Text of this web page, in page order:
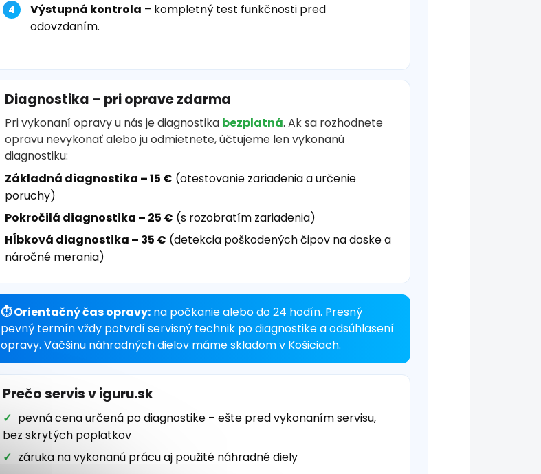
Výstupná kontrola – kompletný test funkčnosti pred
odovzdaním.
Diagnostika – pri oprave zdarma
Pri vykonaní opravy u nás je diagnostika bezplatná. Ak sa rozhodnete
opravu nevykonať alebo ju odmietnete, účtujeme len vykonanú
diagnostiku:
Základná diagnostika – 15 € (otestovanie zariadenia a určenie
poruchy)
Pokročilá diagnostika – 25 € (s rozobratím zariadenia)
Hĺbková diagnostika – 35 € (detekcia poškodených čipov na doske a
náročné merania)
⏱ Orientačný čas opravy: na počkanie alebo do 24 hodín. Presný
pevný termín vždy potvrdí servisný technik po diagnostike a odsúhlasení
opravy. Väčšinu náhradných dielov máme skladom v Košiciach.
Prečo servis v iguru.sk
pevná cena určená po diagnostike – ešte pred vykonaním servisu,
bez skrytých poplatkov
záruka na vykonanú prácu aj použité náhradné diely